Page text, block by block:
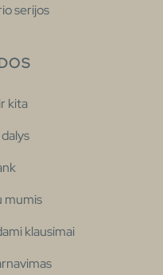
serijos
kita
mumis
klausimai